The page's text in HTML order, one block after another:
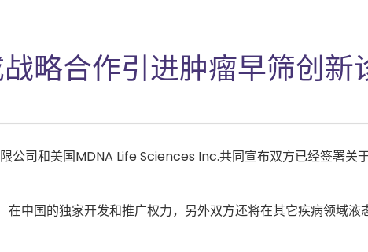
略合作引进肿瘤早筛创新
公司和美国MDNA Life Sciences Inc.共同宣布双方已经签署关
在中国的独家开发和推广权力，另外双方还将在其它疾病领域液